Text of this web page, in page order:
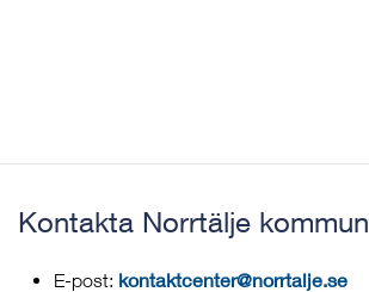
Kontakta Norrtälje kommun
E-post: kontaktcenter@norrtalje.se